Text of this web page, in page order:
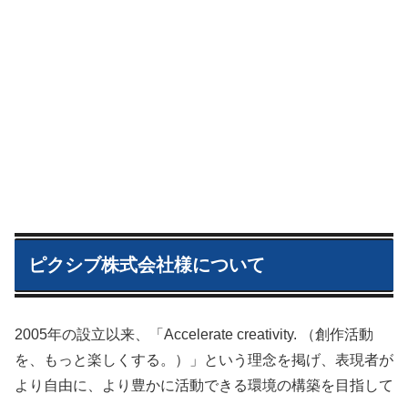
ピクシブ株式会社様について
2005年の設立以来、「Accelerate creativity. （創作活動
を、もっと楽しくする。）」という理念を掲げ、表現者が
より自由に、より豊かに活動できる環境の構築を目指して